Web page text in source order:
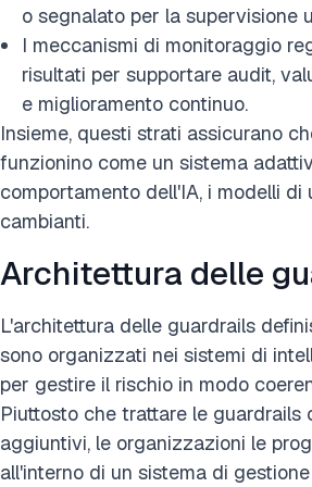
o segnalato per la supervisione
I meccanismi di monitoraggio
risultati per supportare audit,
e miglioramento continuo.
Insieme, questi strati assicurano
funzionino come un sistema
comportamento dell'IA, i modelli di
cambianti.
Architettura delle
L'architettura delle guardrails
sono organizzati nei sistemi di
per gestire il rischio in modo
Piuttosto che trattare le guardrails
aggiuntivi, le organizzazioni le
all'interno di un sistema di